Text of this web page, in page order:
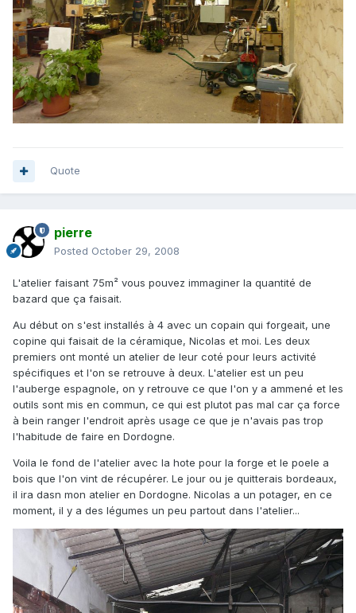
Quote
pierre
Posted October 29, 2008
L'atelier faisant 75m² vous pouvez immaginer la quantité de
bazard que ça faisait.
Au début on s'est installés à 4 avec un copain qui forgeait, une
copine qui faisait de la céramique, Nicolas et moi. Les deux
premiers ont monté un atelier de leur coté pour leurs activité
spécifiques et l'on se retrouve à deux. L'atelier est un peu
l'auberge espagnole, on y retrouve ce que l'on y a ammené et les
outils sont mis en commun, ce qui est plutot pas mal car ça force
à bein ranger l'endroit après usage ce que je n'avais pas trop
l'habitude de faire en Dordogne.
Voila le fond de l'atelier avec la hote pour la forge et le poele a
bois que l'on vint de récupérer. Le jour ou je quitterais bordeaux,
il ira dasn mon atelier en Dordogne. Nicolas a un potager, en ce
moment, il y a des légumes un peu partout dans l'atelier...